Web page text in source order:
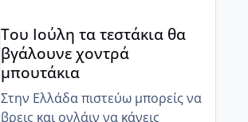
Του Ιούλη τα τεστάκια θα
βγάλουνε χοντρά
μπουτάκια
Στην Ελλάδα πιστεύω μπορείς να
βρεις και ονλάιν να κάνεις